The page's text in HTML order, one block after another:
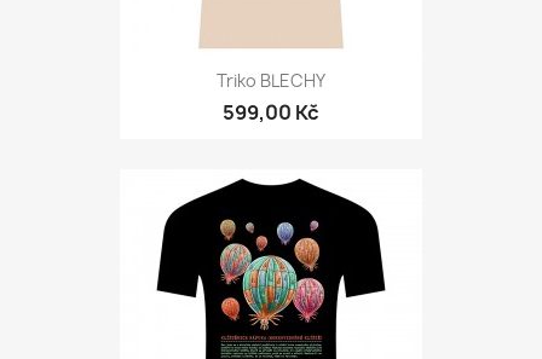
Triko BLECHY
599,00 Kč